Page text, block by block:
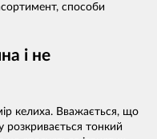
способи
і не
келиха. Вважається, що
тонкий